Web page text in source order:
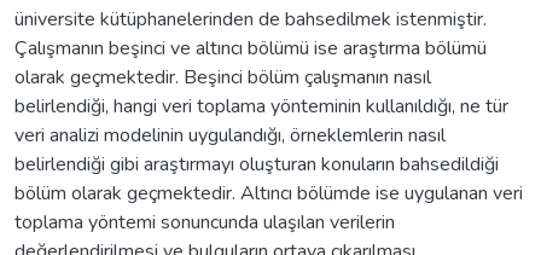
üniversite kütüphanelerinden de bahsedilmek istenmiştir.
Çalışmanın beşinci ve altıncı bölümü ise araştırma bölümü
olarak geçmektedir. Beşinci bölüm çalışmanın nasıl
belirlendiği, hangi veri toplama yönteminin kullanıldığı, ne tür
veri analizi modelinin uygulandığı, örneklemlerin nasıl
belirlendiği gibi araştırmayı oluşturan konuların bahsedildiği
bölüm olarak geçmektedir. Altıncı bölümde ise uygulanan veri
toplama yöntemi sonuncunda ulaşılan verilerin